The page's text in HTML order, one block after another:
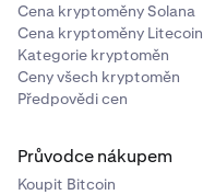
Cena kryptoměny Solana
Cena kryptoměny Litecoin
Kategorie kryptoměn
Ceny všech kryptoměn
Předpovědi cen
Průvodce nákupem
Koupit Bitcoin